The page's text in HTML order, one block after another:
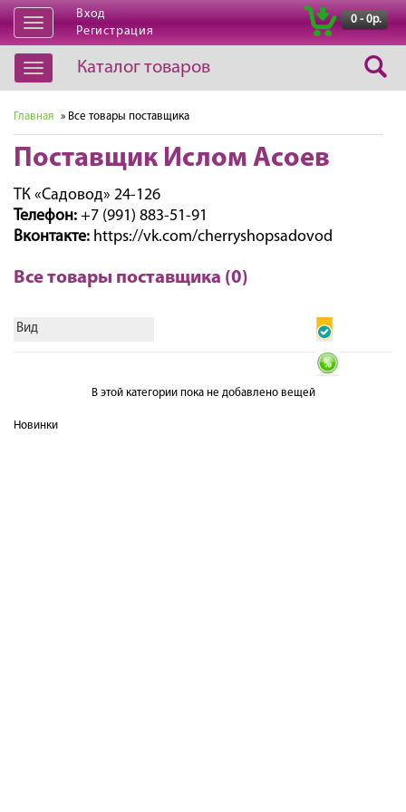
Открыть
навигацию
Вход
Регистрация
0 - 0р.
Открыть
навигацию
Каталог товаров
Главная » Все товары поставщика
Поставщик Ислом Асоев
ТК «Садовод» 24-126
Телефон: +7 (991) 883-51-91
Вконтакте: https://vk.com/cherryshopsadovod
Все товары поставщика (0)
Вид
В этой категории пока не добавлено вещей
Новинки